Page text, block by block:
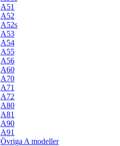
A51
A52
A52s
A53
A54
A55
A56
A60
A70
A71
A72
A80
A81
A90
A91
Övriga A modeller